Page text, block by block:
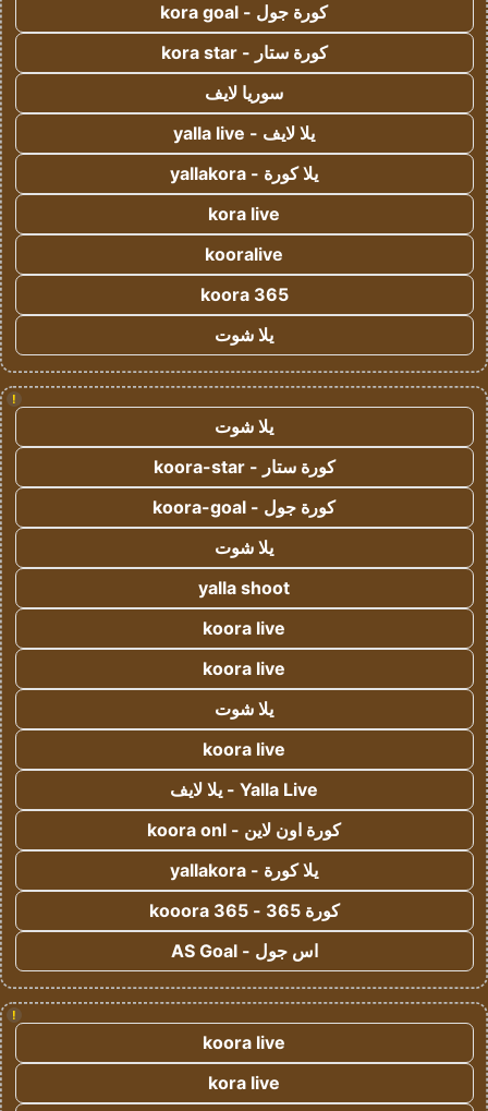
كورة جول - kora goal
كورة ستار - kora star
سوريا لايف
يلا لايف - yalla live
يلا كورة - yallakora
kora live
kooralive
koora 365
يلا شوت
!
يلا شوت
كورة ستار - koora-star
كورة جول - koora-goal
يلا شوت
yalla shoot
koora live
koora live
يلا شوت
koora live
Yalla Live - يلا لايف
كورة اون لاين - koora onl
يلا كورة - yallakora
كورة 365 - kooora 365
اس جول - AS Goal
!
koora live
kora live